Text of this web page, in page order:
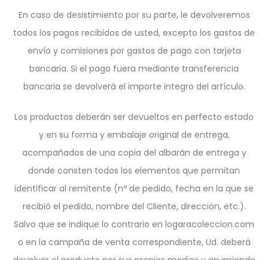
En caso de desistimiento por su parte, le devolveremos
todos los pagos recibidos de usted, excepto los gastos de
envío y comisiones por gastos de pago con tarjeta
bancaria. Si el pago fuera mediante transferencia
bancaria se devolverá el importe integro del artículo.
Los productos deberán ser devueltos en perfecto estado
y en su forma y embalaje original de entrega,
acompañados de una copia del albarán de entrega y
donde consten todos los elementos que permitan
identificar al remitente (nº de pedido, fecha en la que se
recibió el pedido, nombre del Cliente, dirección, etc.).
Salvo que se indique lo contrario en logaracoleccion.com
o en la campaña de venta correspondiente, Ud. deberá